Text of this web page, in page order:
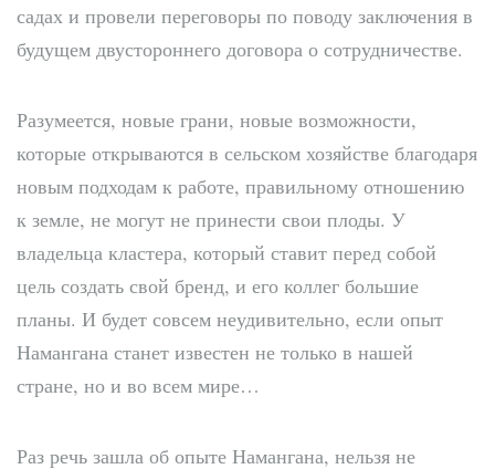
садах и провели переговоры по поводу заключения в
будущем двустороннего договора о сотрудничестве.
Разумеется, новые грани, новые возможности,
которые открываются в сельском хозяйстве благодаря
новым подходам к работе, правильному отношению
к земле, не могут не принести свои плоды. У
владельца кластера, который ставит перед собой
цель создать свой бренд, и его коллег большие
планы. И будет совсем неудивительно, если опыт
Намангана станет известен не только в нашей
стране, но и во всем мире…
Раз речь зашла об опыте Намангана, нельзя не